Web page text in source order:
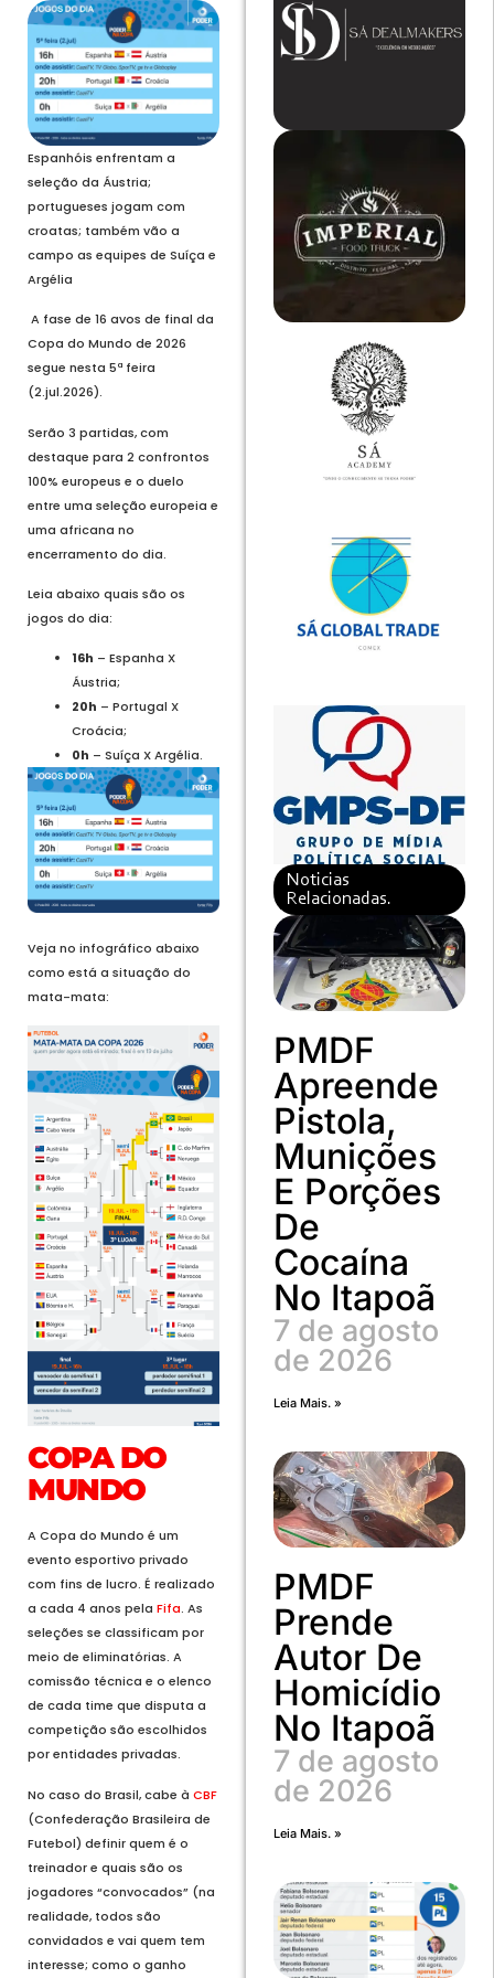
Espanhóis enfrentam a
seleção da Áustria;
portugueses jogam com
croatas; também vão a
campo as equipes de Suíça e
Argélia
A fase de 16 avos de final da
Copa do Mundo de 2026
segue nesta 5ª feira
(2.jul.2026).
Serão 3 partidas, com
destaque para 2 confrontos
100% europeus e o duelo
entre uma seleção europeia e
uma africana no
encerramento do dia.
Leia abaixo quais são os
jogos do dia:
16h – Espanha X
Áustria;
20h – Portugal X
Croácia;
0h – Suíça X Argélia.
Veja no infográfico abaixo
como está a situação do
mata-mata:
COPA DO
MUNDO
A Copa do Mundo é um
evento esportivo privado
com fins de lucro. É realizado
a cada 4 anos pela Fifa. As
seleções se classificam por
meio de eliminatórias. A
comissão técnica e o elenco
de cada time que disputa a
competição são escolhidos
por entidades privadas.
No caso do Brasil, cabe à CBF
(Confederação Brasileira de
Futebol) definir quem é o
treinador e quais são os
jogadores “convocados” (na
realidade, todos são
convidados e vai quem tem
interesse; como o ganho
Noticias
Relacionadas.
PMDF
Apreende
Pistola,
Munições
E Porções
De
Cocaína
No Itapoã
7 de agosto
de 2026
Leia Mais. »
PMDF
Prende
Autor De
Homicídio
No Itapoã
7 de agosto
de 2026
Leia Mais. »